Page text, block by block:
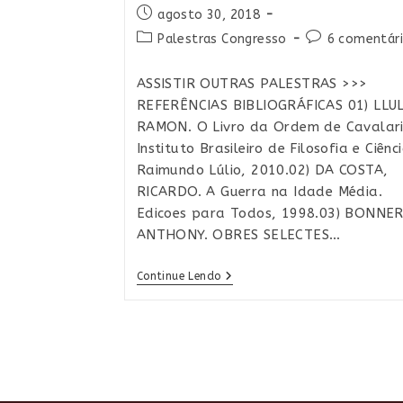
Oração
do
post:
Post
publicado:
agosto 30, 2018
Categoria
post:
Palestras Congresso
Comentários
post:
6
ASSISTIR OUTRAS PALESTRAS >>>
REFERÊNCIAS BIBLIOGRÁFICAS 01)
RAMON. O Livro da Ordem de
Instituto Brasileiro de Filosofia e
Raimundo Lúlio, 2010.02) DA COSTA,
RICARDO. A Guerra na Idade Média.
Edicoes para Todos, 1998.03)
ANTHONY. OBRES SELECTES…
Continue LendoO
Livro